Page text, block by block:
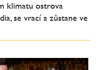
klimatu ostrova
se vrací a zůstane ve